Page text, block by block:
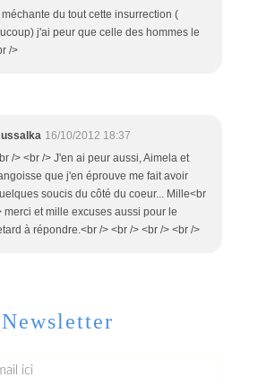
du tout cette insurrection (
j'ai peur que celle des hommes le
/>
16/10/2012 18:37
/> <br /> J'en ai peur aussi, Aimela et
que j'en éprouve me fait avoir
soucis du côté du coeur... Mille<br
merci et mille excuses aussi pour le
à répondre.<br /> <br /> <br /> <br />
Newsletter